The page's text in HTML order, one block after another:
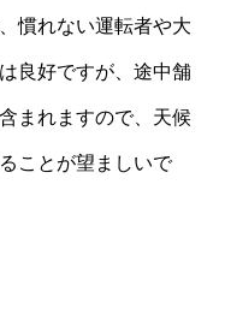
慣れない運転者や大
良好ですが、途中舗
まれますので、天候
ことが望ましいで